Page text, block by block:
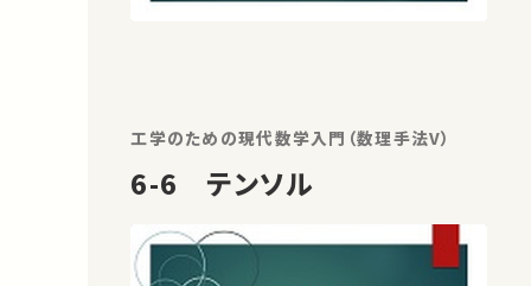
工学のための現代数学入門（数理手法V）
6-6 テンソル